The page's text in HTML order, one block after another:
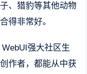
、猎豹等其他动物
得非常好。
强大社区生
作者，都能从中获